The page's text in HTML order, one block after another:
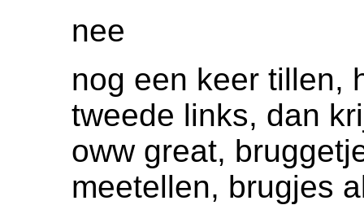
nee
nog een keer tillen,
tweede links, dan
oww great,
meetellen, brugjes